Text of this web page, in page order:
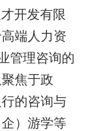
开发有限
端人力资
管理咨询的
焦于政
的咨询与
）游学等